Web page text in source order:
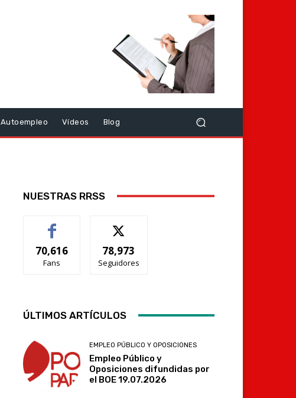
Autoempleo Vídeos Blog
NUESTRAS RRSS
70,616
Fans
78,973
Seguidores
ÚLTIMOS ARTÍCULOS
EMPLEO PÚBLICO Y OPOSICIONES
Empleo Público y
Oposiciones difundidas por
el BOE 19.07.2026